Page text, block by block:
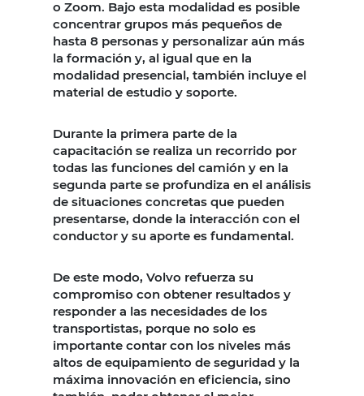
o Zoom. Bajo esta modalidad es posible
concentrar grupos más pequeños de
hasta 8 personas y personalizar aún más
la formación y, al igual que en la
modalidad presencial, también incluye el
material de estudio y soporte.
Durante la primera parte de la
capacitación se realiza un recorrido por
todas las funciones del camión y en la
segunda parte se profundiza en el análisis
de situaciones concretas que pueden
presentarse, donde la interacción con el
conductor y su aporte es fundamental.
De este modo, Volvo refuerza su
compromiso con obtener resultados y
responder a las necesidades de los
transportistas, porque no solo es
importante contar con los niveles más
altos de equipamiento de seguridad y la
máxima innovación en eficiencia, sino